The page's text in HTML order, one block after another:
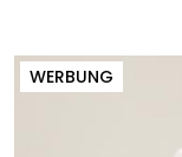
WERBUNG